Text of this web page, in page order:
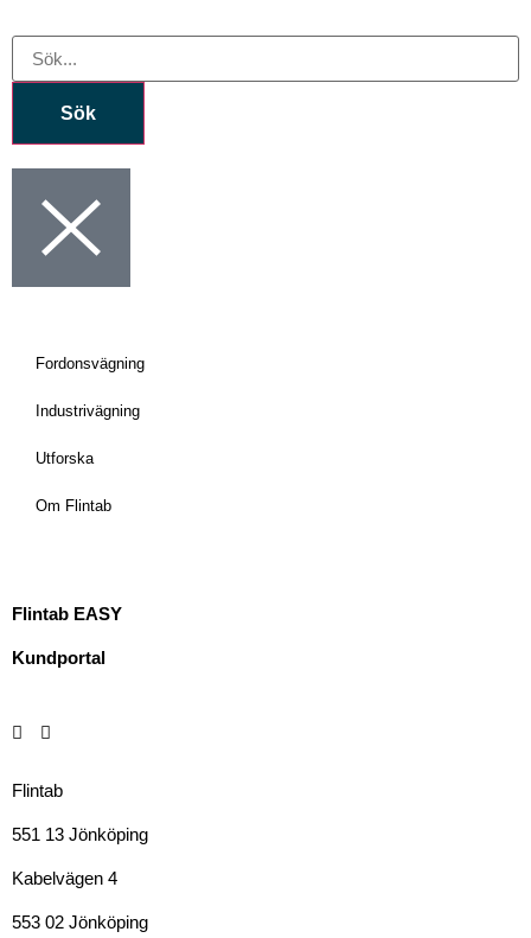
Sök
Fordonsvägning
Industrivägning
Utforska
Om Flintab
Flintab EASY
Kundportal
Flintab
551 13 Jönköping
Kabelvägen 4
553 02 Jönköping